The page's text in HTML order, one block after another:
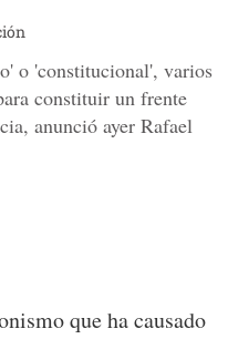
o 'constitucional', varios
constituir un frente
anunció ayer Rafael
que ha causado